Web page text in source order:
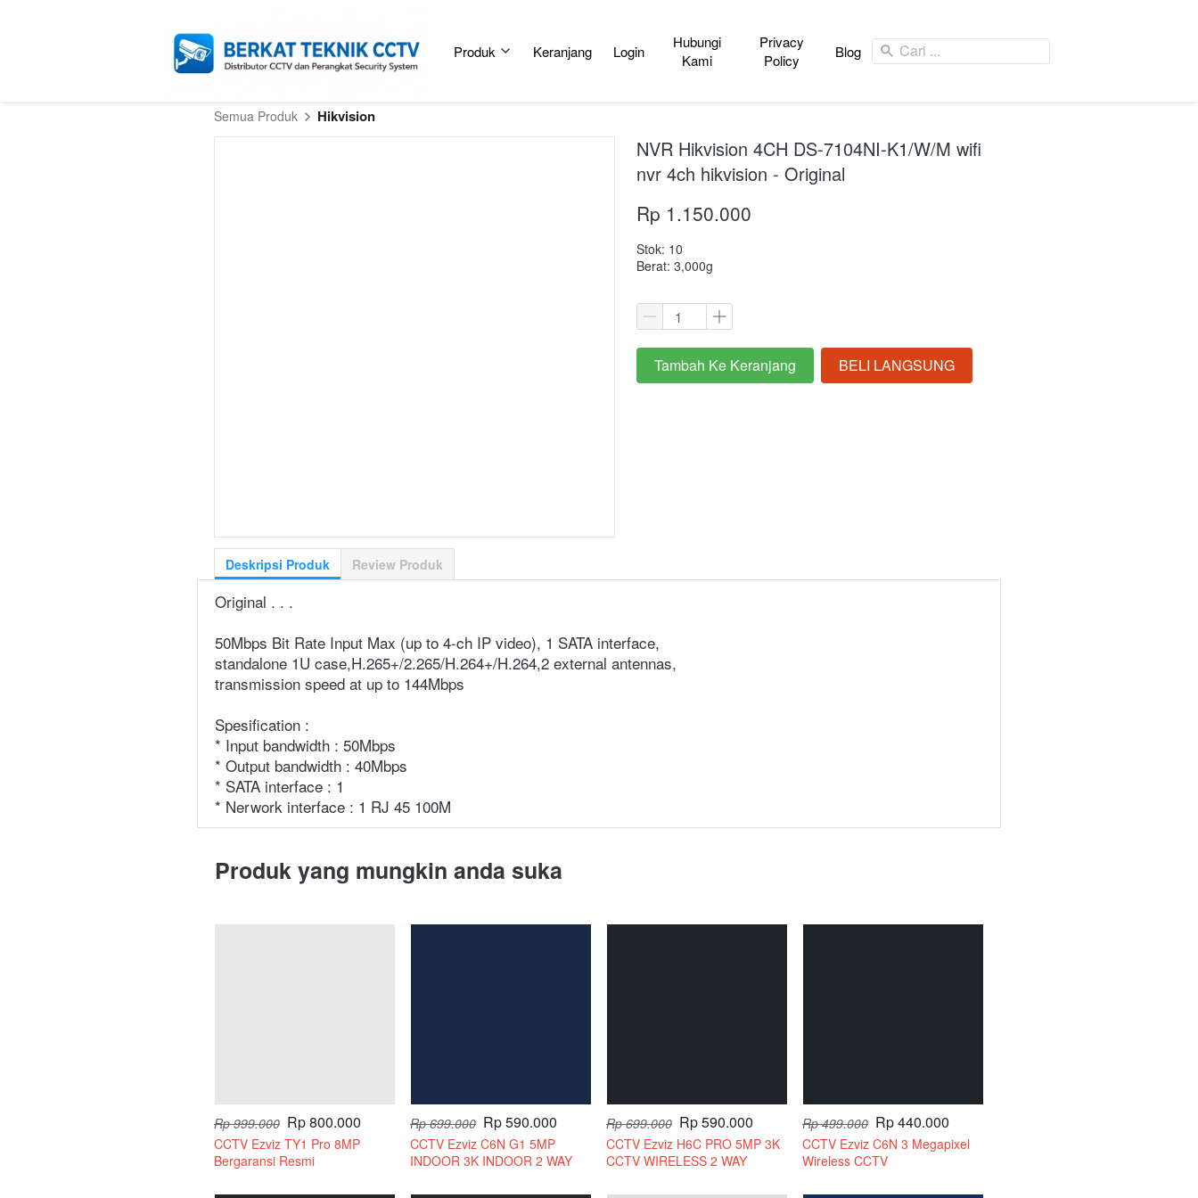
Produk Keranjang Login
Hubungi
Kami
Privacy
Policy
Blog Cari ...
Semua Produk Hikvision
NVR Hikvision 4CH DS-7104NI-K1/W/M wifi
nvr 4ch hikvision - Original
Rp 1.150.000
Stok: 10
Berat: 3,000g
`
Tambah Ke Keranjang `BELI LANGSUNG
Deskripsi Produk Review Produk
Original . . .
50Mbps Bit Rate Input Max (up to 4-ch IP video), 1 SATA interface,
standalone 1U case,H.265+/2.265/H.264+/H.264,2 external antennas,
transmission speed at up to 144Mbps
Spesification :
* Input bandwidth : 50Mbps
* Output bandwidth : 40Mbps
* SATA interface : 1
* Nerwork interface : 1 RJ 45 100M
Produk yang mungkin anda suka
Rp 999.000 Rp 800.000
CCTV Ezviz TY1 Pro 8MP
Bergaransi Resmi
Rp 699.000 Rp 590.000
CCTV Ezviz C6N G1 5MP
INDOOR 3K INDOOR 2 WAY
Rp 699.000 Rp 590.000
CCTV Ezviz H6C PRO 5MP 3K
CCTV WIRELESS 2 WAY
Rp 499.000 Rp 440.000
CCTV Ezviz C6N 3 Megapixel
Wireless CCTV